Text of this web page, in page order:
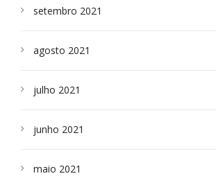
setembro 2021
agosto 2021
julho 2021
junho 2021
maio 2021